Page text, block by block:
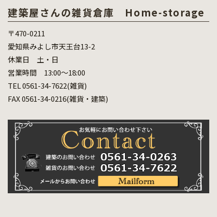
建築屋さんの雑貨倉庫 Home-storage
〒470-0211
愛知県みよし市天王台13-2
休業日 土・日
営業時間 13:00～18:00
TEL 0561-34-7622(雑貨)
FAX 0561-34-0216(雑貨・建築)